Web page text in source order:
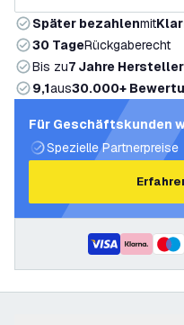
Später bezahlenmit
30 TageRückgaberecht
Bis zu7 Jahre
9,1aus30.000+
Für Geschäftskunden
Spezielle Partnerpreise